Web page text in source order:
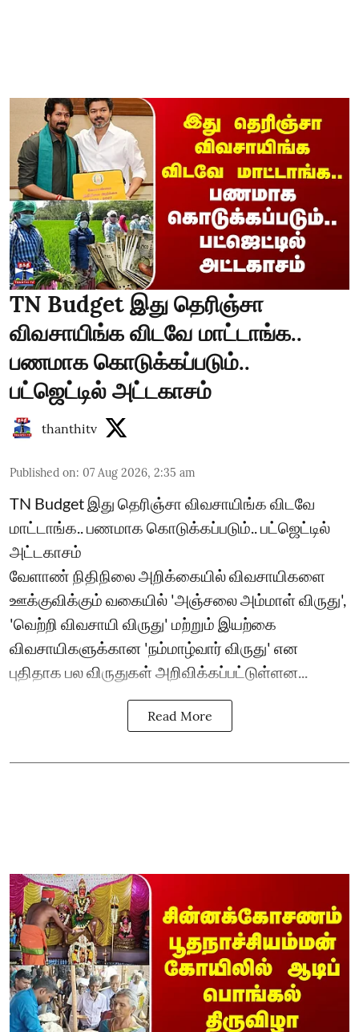
TN Budget இது தெரிஞ்சா
விவசாயிங்க விடவே மாட்டாங்க..
பணமாக கொடுக்கப்படும்..
பட்ஜெட்டில் அட்டகாசம்
thanthitv
Published on: 07 Aug 2026, 2:35 am
TN Budget இது தெரிஞ்சா விவசாயிங்க விடவே
மாட்டாங்க.. பணமாக கொடுக்கப்படும்.. பட்ஜெட்டில்
அட்டகாசம்
வேளாண் நிதிநிலை அறிக்கையில் விவசாயிகளை
ஊக்குவிக்கும் வகையில் 'அஞ்சலை அம்மாள் விருது',
'வெற்றி விவசாயி விருது' மற்றும் இயற்கை
விவசாயிகளுக்கான 'நம்மாழ்வார் விருது' என
புதிதாக பல விருதுகள் அறிவிக்கப்பட்டுள்ளன...
Read More